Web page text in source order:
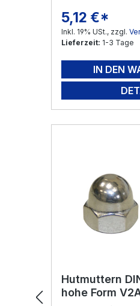
Regulärer Preis:
5,12 €*
Inkl. 19% USt., zzgl.
Lieferzeit: 1-3 Tage
IN DEN
Hutmuttern
hohe Form